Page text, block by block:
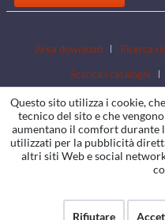
Area download Ricerca
Scarica i cataloghi
Questo sito utilizza i cookie,
tecnico del sito e che
aumentano il comfort durante
utilizzati per la pubblicità
altri siti Web e social
Rifiutare